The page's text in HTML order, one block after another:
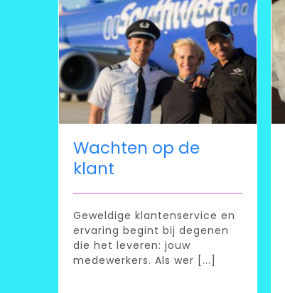
Wachten op de
klant
Geweldige klantenservice en
ervaring begint bij degenen
die het leveren: jouw
medewerkers. Als wer [...]
Gevonden voorwerpen hond